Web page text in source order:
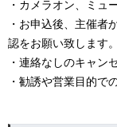
・カメラオン、ミュ
・お申込後、主催者
認をお願い致します。
・連絡なしのキャン
・勧誘や営業目的で